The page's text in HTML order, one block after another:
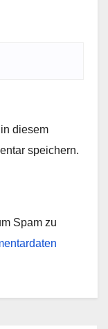
diesem
speichern.
Spam zu